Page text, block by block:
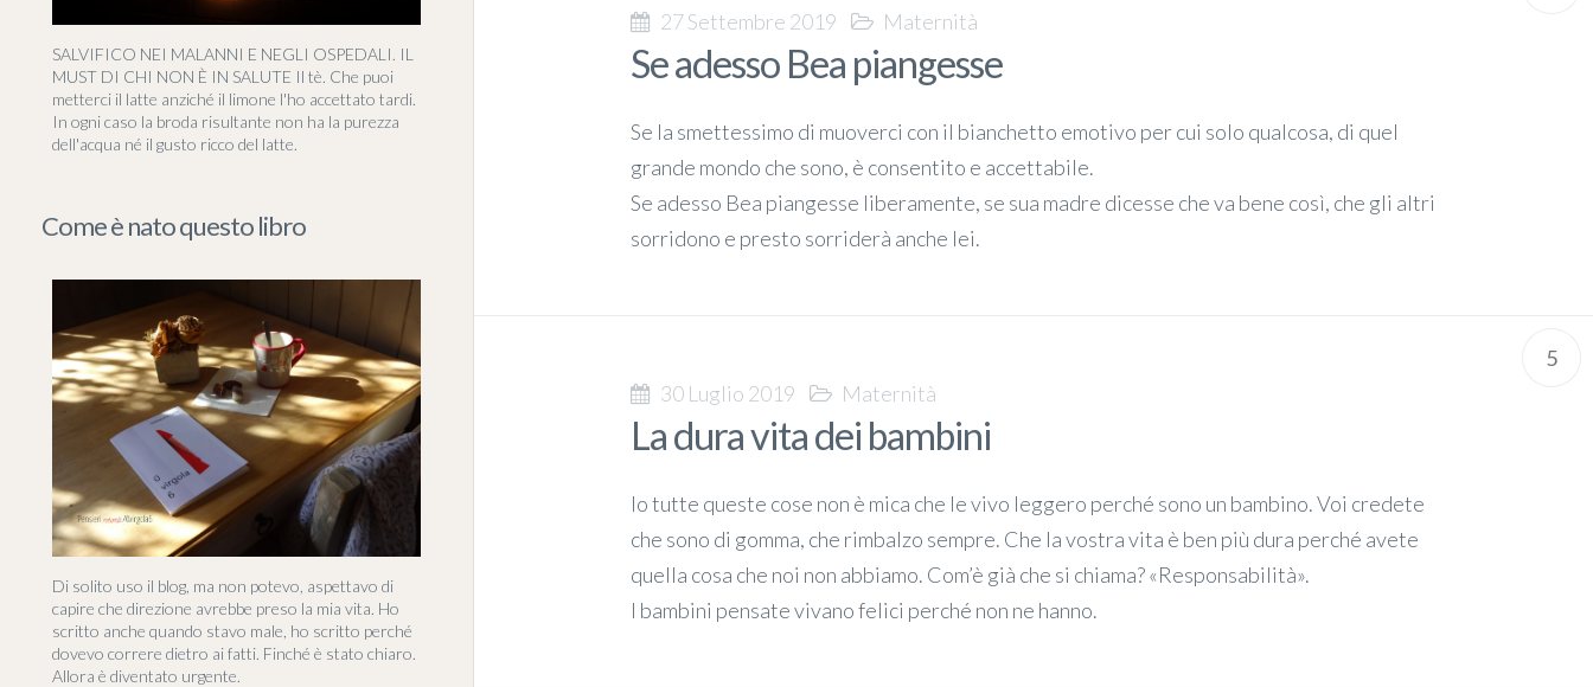
27 Settembre 2019
Maternità
Se adesso Bea piangesse
Se la smettessimo di muoverci con il bianchetto emotivo per cui solo qualcosa, di quel
grande mondo che sono, è consentito e accettabile.
Se adesso Bea piangesse liberamente, se sua madre dicesse che va bene così, che gli altri
sorridono e presto sorriderà anche lei.
5
30 Luglio 2019
Maternità
La dura vita dei bambini
Io tutte queste cose non è mica che le vivo leggero perché sono un bambino. Voi credete
che sono di gomma, che rimbalzo sempre. Che la vostra vita è ben più dura perché avete
quella cosa che noi non abbiamo. Com’è già che si chiama? «Responsabilità».
I bambini pensate vivano felici perché non ne hanno.
SALVIFICO NEI MALANNI E NEGLI OSPEDALI. IL
MUST DI CHI NON È IN SALUTE Il tè. Che puoi
metterci il latte anziché il limone l'ho accettato tardi.
In ogni caso la broda risultante non ha la purezza
dell'acqua né il gusto ricco del latte.
Come è nato questo libro
Di solito uso il blog, ma non potevo, aspettavo di
capire che direzione avrebbe preso la mia vita. Ho
scritto anche quando stavo male, ho scritto perché
dovevo correre dietro ai fatti. Finché è stato chiaro.
Allora è diventato urgente.